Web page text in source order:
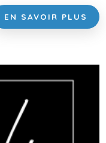
EN SAVOIR PLUS